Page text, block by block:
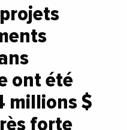
ont été
millions $
forte